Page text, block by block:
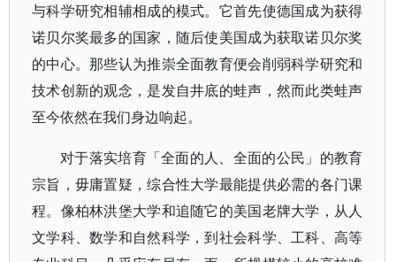
与科学研究相辅相成的模式。它首先使德国成为获得
诺贝尔奖最多的国家，随后使美国成为获取诺贝尔奖
的中心。那些认为推崇全面教育便会削弱科学研究和
技术创新的观念，是发自井底的蛙声，然而此类蛙声
至今依然在我们身边响起。
对于落实培育「全面的人、全面的公民」的教育
宗旨，毋庸置疑，综合性大学最能提供必需的各门课
程。像柏林洪堡大学和追随它的美国老牌大学，从人
文学科、数学和自然科学，到社会科学、工科、高等